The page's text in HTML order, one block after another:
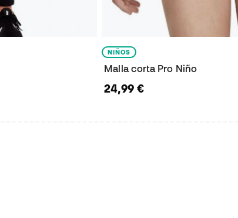
NIÑOS
Malla corta Pro Niño
24,99 €